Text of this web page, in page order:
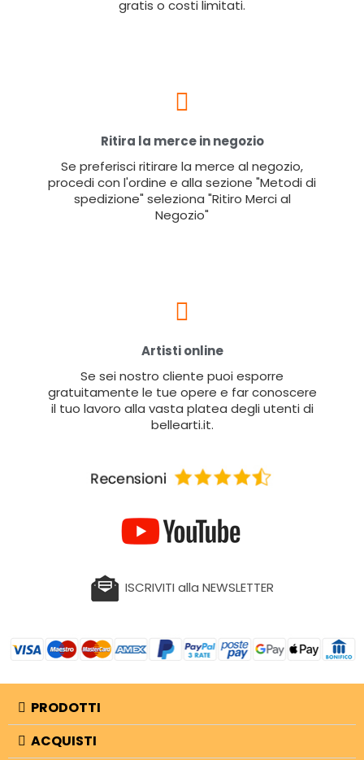
gratis o costi limitati.
Ritira la merce in negozio
Se preferisci ritirare la merce al negozio,
procedi con l'ordine e alla sezione "Metodi di
spedizione" seleziona "Ritiro Merci al
Negozio"
Artisti online
Se sei nostro cliente puoi esporre
gratuitamente le tue opere e far conoscere
il tuo lavoro alla vasta platea degli utenti di
bellearti.it.
ISCRIVITI alla NEWSLETTER
PRODOTTI
ACQUISTI